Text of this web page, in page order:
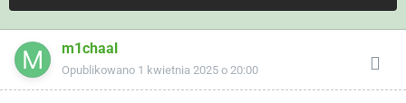
m1chaal
Opublikowano 1 kwietnia 2025 o 20:00